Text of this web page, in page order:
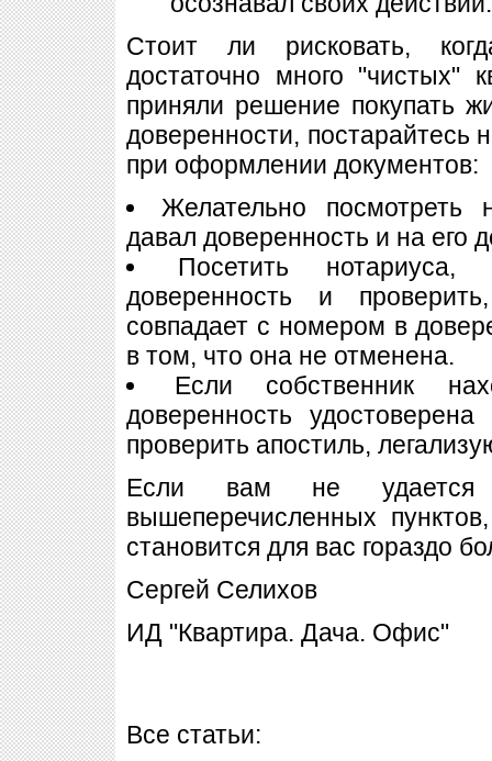
Стоит ли рисковать,
достаточно много "чистых"
приняли решение покупать
доверенности, постарайтесь
при оформлении документов:
Желательно посмотреть
давал доверенность и на его
Посетить
доверенность и
совпадает с номером в
в том, что она не отменена.
Если собственник
доверенность
проверить апостиль,
Если вам не удается
вышеперечисленных
становится для вас гораздо
Сергей Селихов
ИД "Квартира. Дача. Офис"
Все статьи: